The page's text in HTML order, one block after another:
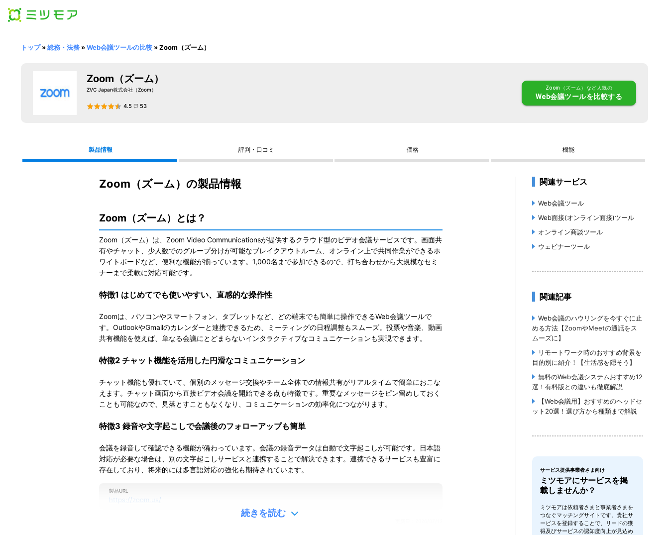
トップ»総務・法務»Web会議ツールの比較»Zoom（ズーム）
Zoom（ズーム）
ZVC Japan株式会社（Zoom）
4.5 53
Zoom（ズーム）など人気の
Web会議ツールを比較する
製品情報 評判・口コミ 価格 機能
Zoom（ズーム）の製品情報
Zoom（ズーム）とは？
Zoom（ズーム）は、Zoom Video Communicationsが提供するクラウド型のビデオ会議サービスです。画面共
有やチャット、少人数でのグループ分けが可能なブレイクアウトルーム、オンライン上で共同作業ができるホ
ワイトボードなど、便利な機能が揃っています。 1,000名まで参加できるので、打ち合わせから大規模なセミ
ナーまで柔軟に対応可能です。
特徴1 はじめてでも使いやすい、直感的な操作性
Zoomは、パソコンやスマートフォン、タブレットなど、どの端末でも簡単に操作できるWeb会議ツールで
す。OutlookやGmailのカレンダーと連携できるため、ミーティングの日程調整もスムーズ。投票や音楽、動画
共有機能を使えば、単なる会議にとどまらないインタラクティブなコミュニケーションも実現できます。
特徴2 チャット機能を活用した円滑なコミュニケーション
チャット機能も優れていて、個別のメッセージ交換やチーム全体での情報共有がリアルタイムで簡単におこな
えます。チャット画面から直接ビデオ会議を開始できる点も特徴です。 重要なメッセージをピン留めしておく
ことも可能なので、見落とすこともなくなり、コミュニケーションの効率化につながります。
特徴3 録音や文字起こしで会議後のフォローアップも簡単
会議を録音して確認できる機能が備わっています。会議の録音データは自動で文字起こしが可能です。
日本語
対応が必要な場合は、別の文字起こしサービスと連携することで解決できます。連携できるサービスも豊富に
存在しており、将来的には多言語対応の強化も期待されています。
製品URL
https://zoom.us/
続きを読む
関連サービス
Web会議ツール
Web面接(オンライン面接)ツール
オンライン商談ツール
ウェビナーツール
関連記事
Web会議のハウリングを今すぐに止
める方法【ZoomやMeetの通話をス
ムーズに】
リモートワーク時のおすすめ背景を
目的別に紹介！【生活感を隠そう】
無料のWeb会議システムおすすめ12
選！有料版との違いも徹底解説
【Web会議用】おすすめのヘッドセ
ット20選！選び方から種類まで解説
サービス提供事業者さま向け
ミツモアにサービスを掲
載しませんか？
ミツモアは依頼者さまと事業者さまを
つなぐマッチングサイトです。貴社サ
ービスを登録することで、リードの獲
得及びサービスの認知度向上が見込め